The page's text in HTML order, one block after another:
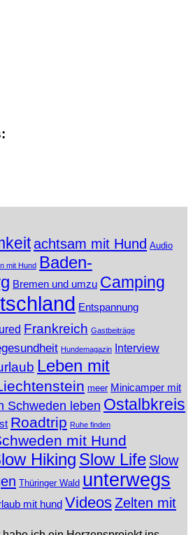
achtsam mit Hund Audio
mit Hund Baden-
Bremen und umzu Camping
Entspannung
Frankreich Gastbeiträge
Hundemagazin Interview
Leben mit
meer Minicamper mit
Schweden leben Ostalbkreis
Roadtrip Ruhe finden
mit Hund
Hiking Slow Life Slow
Thüringer Wald unterwegs
mit hund VideosZelten mit